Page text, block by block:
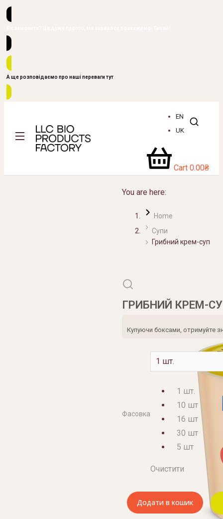
А ще розповідаємо про наші переваги тут
EN
UK
Cart 0.00₴
You are here:
Home
Супи
Грибний крем-суп
ГРИБНИЙ КРЕМ-
Купуючи боксами, отримуйте
Фасовка
1 шт.
10 шт
16 шт
30 шт
5 шт
Очистити
Додати в кошик